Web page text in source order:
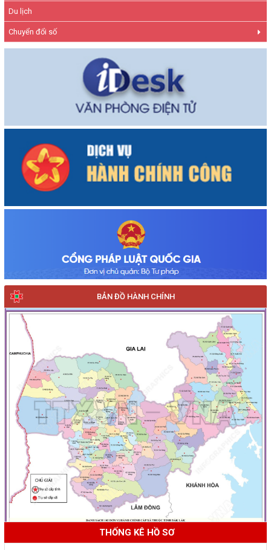
Du lịch
Chuyển đổi số
BẢN ĐỒ HÀNH CHÍNH
THỐNG KÊ HỒ SƠ